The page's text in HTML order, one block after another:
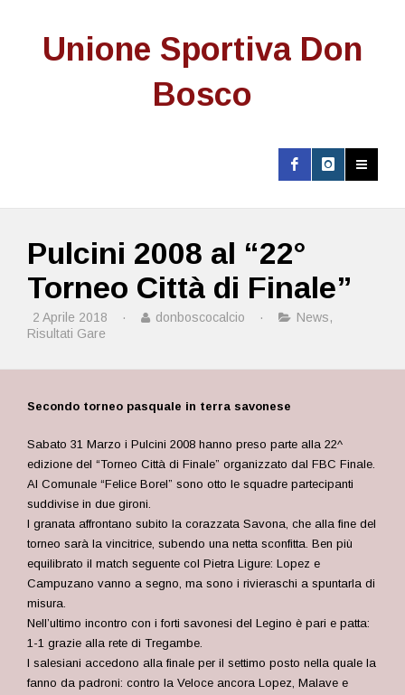
Unione Sportiva Don
Bosco
Pulcini 2008 al “22°
Torneo Città di Finale”
2 Aprile 2018 · donboscocalcio · News,
Risultati Gare
Secondo torneo pasquale in terra savonese
Sabato 31 Marzo i Pulcini 2008 hanno preso parte alla 22^
edizione del “Torneo Città di Finale” organizzato dal FBC Finale.
Al Comunale “Felice Borel” sono otto le squadre partecipanti
suddivise in due gironi.
I granata affrontano subito la corazzata Savona, che alla fine del
torneo sarà la vincitrice, subendo una netta sconfitta. Ben più
equilibrato il match seguente col Pietra Ligure: Lopez e
Campuzano vanno a segno, ma sono i rivieraschi a spuntarla di
misura.
Nell’ultimo incontro con i forti savonesi del Legino è pari e patta:
1-1 grazie alla rete di Tregambe.
I salesiani accedono alla finale per il settimo posto nella quale la
fanno da padroni: contro la Veloce ancora Lopez, Malave e